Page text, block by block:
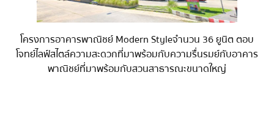
โครงการอาคารพาณิชย์ Modern Styleจำนวน 36 ยูนิต ตอบ
โจทย์ไลฟ์สไตล์ความสะดวกที่มาพร้อมกับความรื่นรมย์กับอาคาร
พาณิชย์ที่มาพร้อมกับสวนสาธารณะขนาดใหญ่